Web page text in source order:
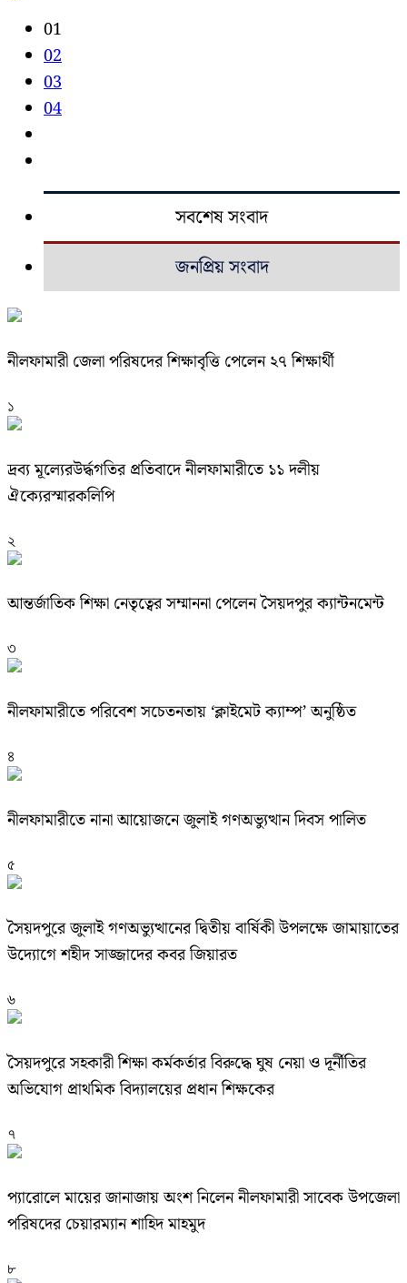
01
02
03
04
সবশেষ সংবাদ
জনপ্রিয় সংবাদ
নীলফামারী জেলা পরিষদের শিক্ষাবৃত্তি পেলেন ২৭ শিক্ষার্থী
১
দ্রব্য মূল্যেরউর্দ্ধগতির প্রতিবাদে নীলফামারীতে ১১ দলীয়
ঐক্যেরস্মারকলিপি
২
আন্তর্জাতিক শিক্ষা নেতৃত্বের সম্মাননা পেলেন সৈয়দপুর ক্যান্টনমেন্ট
৩
নীলফামারীতে পরিবেশ সচেতনতায় ‘ক্লাইমেট ক্যাম্প’ অনুষ্ঠিত
৪
নীলফামারীতে নানা আয়োজনে জুলাই গণঅভ্যুত্থান দিবস পালিত
৫
সৈয়দপুরে জুলাই গণঅভ্যুত্থানের দ্বিতীয় বার্ষিকী উপলক্ষে জামায়াতের
উদ্যোগে শহীদ সাজ্জাদের কবর জিয়ারত
৬
সৈয়দপুরে সহকারী শিক্ষা কর্মকর্তার বিরুদ্ধে ঘুষ নেয়া ও দূর্নীতির
অভিযোগ প্রাথমিক বিদ্যালয়ের প্রধান শিক্ষকের
৭
প্যারোলে মায়ের জানাজায় অংশ নিলেন নীলফামারী সাবেক উপজেলা
পরিষদের চেয়ারম্যান শাহিদ মাহমুদ
৮